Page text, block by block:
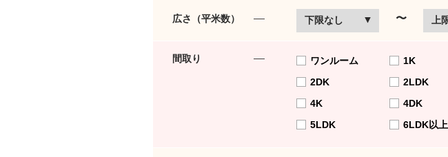
広さ（平米数） 〜
間取り ワンルーム 1K
2DK
2LDK
4K
4DK
5LDK
6LDK以上